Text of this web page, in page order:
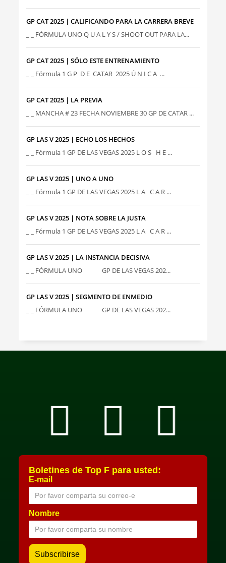
GP CAT 2025 | CALIFICANDO PARA LA CARRERA BREVE
_ _ FÓRMULA UNO Q U A L Y S / SHOOT OUT PARA LA...
GP CAT 2025 | SÓLO ESTE ENTRENAMIENTO
_ _ Fórmula 1 G P D E CATAR 2025 Ú N I C A ...
GP CAT 2025 | LA PREVIA
_ _ MANCHA # 23 FECHA NOVIEMBRE 30 GP DE CATAR ...
GP LAS V 2025 | ECHO LOS HECHOS
_ _ Fórmula 1 GP DE LAS VEGAS 2025 L O S H E ...
GP LAS V 2025 | UNO A UNO
_ _ Fórmula 1 GP DE LAS VEGAS 2025 L A C A R ...
GP LAS V 2025 | NOTA SOBRE LA JUSTA
_ _ Fórmula 1 GP DE LAS VEGAS 2025 L A C A R ...
GP LAS V 2025 | LA INSTANCIA DECISIVA
_ _ FÓRMULA UNO GP DE LAS VEGAS 202...
GP LAS V 2025 | SEGMENTO DE ENMEDIO
_ _ FÓRMULA UNO GP DE LAS VEGAS 202...
Boletines de Top F para usted:
E-mail
Nombre